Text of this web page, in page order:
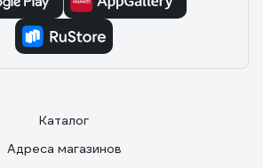
Каталог
Адреса магазинов